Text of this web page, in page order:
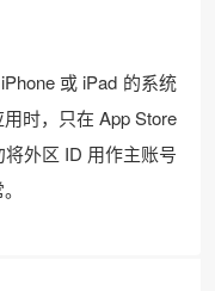
或 iPad 的系统
时，只在 App Store
外区 ID 用作主账号